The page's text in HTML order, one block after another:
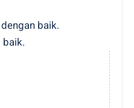
baik.
baik.